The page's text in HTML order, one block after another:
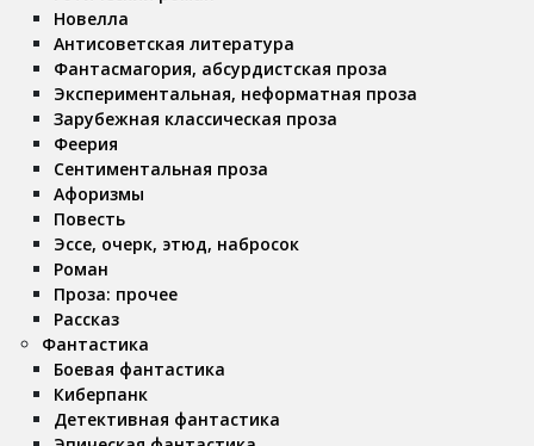
Новелла
Антисоветская литература
Фантасмагория, абсурдистская проза
Экспериментальная, неформатная проза
Зарубежная классическая проза
Феерия
Сентиментальная проза
Афоризмы
Повесть
Эссе, очерк, этюд, набросок
Роман
Проза: прочее
Рассказ
Фантастика
Боевая фантастика
Киберпанк
Детективная фантастика